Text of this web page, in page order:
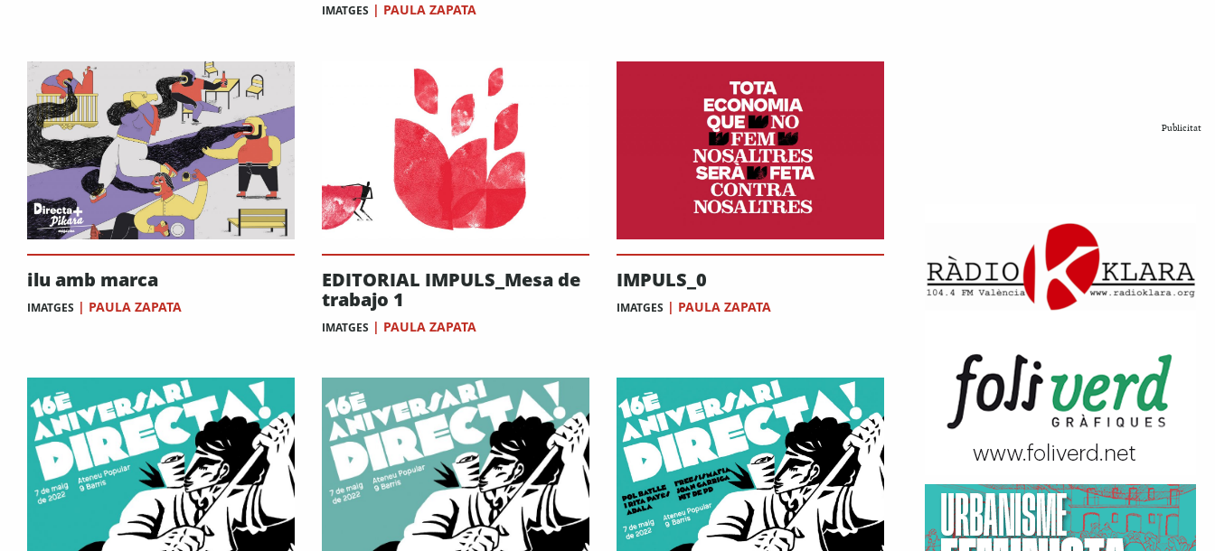
IMATGES | PAULA ZAPATA
ilu amb marca
IMATGES | PAULA ZAPATA
EDITORIAL IMPULS_Mesa de
trabajo 1
IMATGES | PAULA ZAPATA
IMPULS_0
IMATGES | PAULA ZAPATA
Publicitat